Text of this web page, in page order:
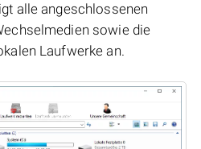
alle angeschlossenen
sowie die
Laufwerke an.